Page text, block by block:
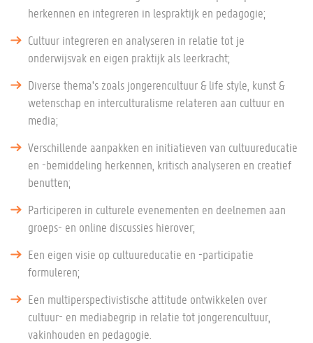
herkennen en integreren in lespraktijk en pedagogie;
Cultuur integreren en analyseren in relatie tot je
onderwijsvak en eigen praktijk als leerkracht;
Diverse thema's zoals jongerencultuur & life style, kunst &
wetenschap en interculturalisme relateren aan cultuur en
media;
Verschillende aanpakken en initiatieven van cultuureducatie
en -bemiddeling herkennen, kritisch analyseren en creatief
benutten;
Participeren in culturele evenementen en deelnemen aan
groeps- en online discussies hierover;
Een eigen visie op cultuureducatie en -participatie
formuleren;
Een multiperspectivistische attitude ontwikkelen over
cultuur- en mediabegrip in relatie tot jongerencultuur,
vakinhouden en pedagogie.